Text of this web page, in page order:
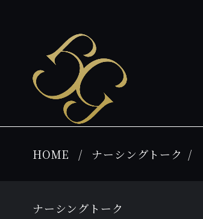
HOME ナーシングトーク
ナーシングトーク